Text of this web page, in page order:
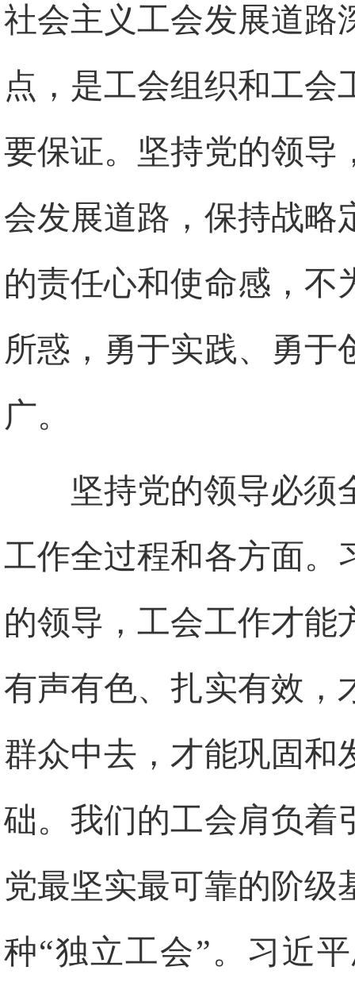
社会主义工会发展道路
点，是工会组织和工会
要保证。坚持党的领导
会发展道路，保持战略
的责任心和使命感，不
所惑，勇于实践、勇于
广。
坚持党的领导必须
工作全过程和各方面。
的领导，工会工作才能
有声有色、扎实有效，
群众中去，才能巩固和
础。我们的工会肩负着
党最坚实最可靠的阶级
种“独立工会”。习近